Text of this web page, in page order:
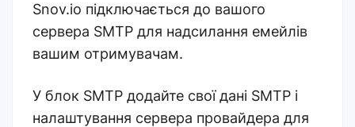
Snov.io підключається до вашого
сервера SMTP для надсилання емейлів
вашим отримувачам.
У блок SMTP додайте свої дані SMTP і
налаштування сервера провайдера для